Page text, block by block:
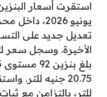
يونيو
تعديل جديد على
للتر، بالتزامن مع